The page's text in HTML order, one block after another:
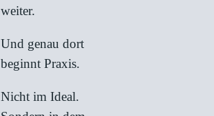
weiter.
Und genau dort
beginnt Praxis.
Nicht im Ideal.